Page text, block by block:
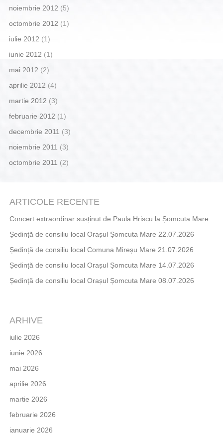
noiembrie 2012 (5)
octombrie 2012 (1)
iulie 2012 (1)
iunie 2012 (1)
mai 2012 (2)
aprilie 2012 (4)
martie 2012 (3)
februarie 2012 (1)
decembrie 2011 (3)
noiembrie 2011 (3)
octombrie 2011 (2)
ARTICOLE RECENTE
Concert extraordinar susținut de Paula Hriscu la Șomcuta Mare
Ședință de consiliu local Orașul Șomcuta Mare 22.07.2026
Ședință de consiliu local Comuna Mireșu Mare 21.07.2026
Ședință de consiliu local Orașul Șomcuta Mare 14.07.2026
Ședință de consiliu local Orașul Șomcuta Mare 08.07.2026
ARHIVE
iulie 2026
iunie 2026
mai 2026
aprilie 2026
martie 2026
februarie 2026
ianuarie 2026